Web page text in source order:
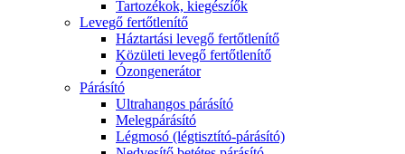
Tartozékok, kiegészíők
Levegő fertőtlenítő
Háztartási levegő fertőtlenítő
Közületi levegő fertőtlenítő
Ózongenerátor
Párásító
Ultrahangos párásító
Melegpárásító
Légmosó (légtisztító-párásító)